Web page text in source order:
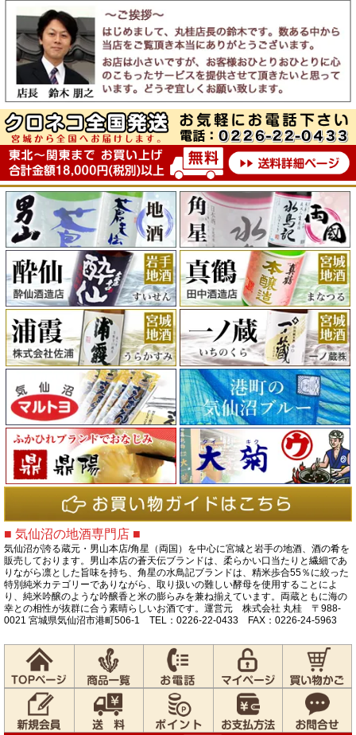
■ 気仙沼の地酒専門店 ■
気仙沼が誇る蔵元・男山本店/角星（両国）を中心に宮城と岩手の地酒、酒の肴を
販売しております。男山本店の蒼天伝ブランドは、柔らかい口当たりと繊細であ
りながら凛とした旨味を持ち、角星の水鳥記ブランドは、精米歩合55％に絞った
特別純米カテゴリーでありながら、取り扱いの難しい酵母を使用することによ
り、純米吟醸のような吟醸香と米の膨らみを兼ね揃えています。両蔵ともに海の
幸との相性が抜群に合う素晴らしいお酒です。運営元 株式会社 丸桂 〒988-
0021 宮城県気仙沼市港町506-1 TEL：0226-22-0433 FAX：0226-24-5963